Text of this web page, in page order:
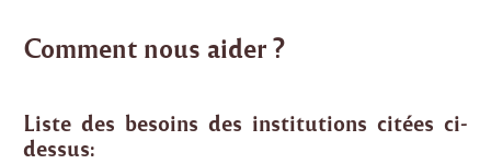
Comment nous aider ?
Liste des besoins des institutions citées ci-
dessus: